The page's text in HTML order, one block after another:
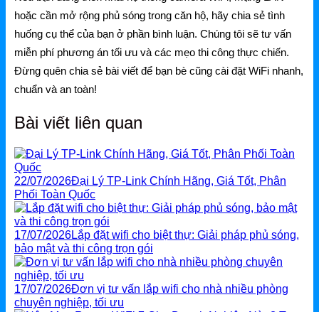
hoặc cần mở rộng phủ sóng trong căn hộ, hãy chia sẻ tình
huống cụ thể của bạn ở phần bình luận. Chúng tôi sẽ tư vấn
miễn phí phương án tối ưu và các mẹo thi công thực chiến.
Đừng quên chia sẻ bài viết để bạn bè cũng cài đặt WiFi nhanh,
chuẩn và an toàn!
Bài viết liên quan
22/07/2026Đại Lý TP-Link Chính Hãng, Giá Tốt, Phân
Phối Toàn Quốc
17/07/2026Lắp đặt wifi cho biệt thự: Giải pháp phủ sóng,
bảo mật và thi công trọn gói
17/07/2026Đơn vị tư vấn lắp wifi cho nhà nhiều phòng
chuyên nghiệp, tối ưu